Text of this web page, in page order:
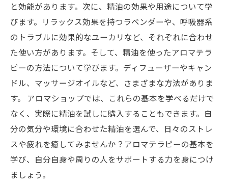
と効能があります。次に、精油の効果や用途について学
びます。リラックス効果を持つラベンダーや、呼吸器系
のトラブルに効果的なユーカリなど、それぞれに合わせ
た使い方があります。そして、精油を使ったアロマテラ
ピーの方法について学びます。ディフューザーやキャン
ドル、マッサージオイルなど、さまざまな方法がありま
す。 アロマショップでは、これらの基本を学べるだけで
なく、実際に精油を試しに購入することもできます。自
分の気分や環境に合わせた精油を選んで、日々のストレ
スや疲れを癒してみませんか？アロマテラピーの基本を
学び、自分自身や周りの人をサポートする力を身につけ
ましょう。